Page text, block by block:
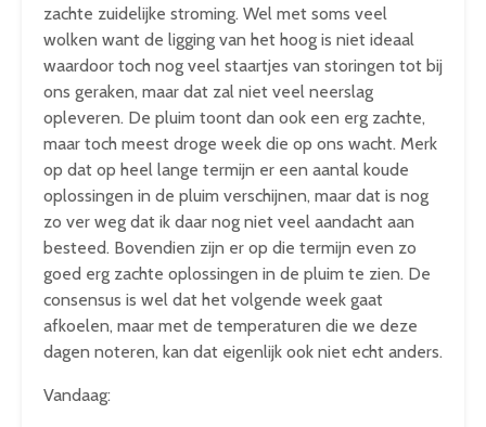
zachte zuidelijke stroming. Wel met soms veel
wolken want de ligging van het hoog is niet ideaal
waardoor toch nog veel staartjes van storingen tot bij
ons geraken, maar dat zal niet veel neerslag
opleveren. De pluim toont dan ook een erg zachte,
maar toch meest droge week die op ons wacht. Merk
op dat op heel lange termijn er een aantal koude
oplossingen in de pluim verschijnen, maar dat is nog
zo ver weg dat ik daar nog niet veel aandacht aan
besteed. Bovendien zijn er op die termijn even zo
goed erg zachte oplossingen in de pluim te zien. De
consensus is wel dat het volgende week gaat
afkoelen, maar met de temperaturen die we deze
dagen noteren, kan dat eigenlijk ook niet echt anders.
Vandaag: